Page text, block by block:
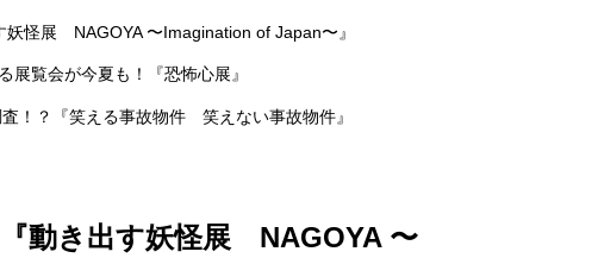
怪展 NAGOYA 〜Imagination of Japan〜』
展覧会が今夏も！『恐怖心展』
！？『笑える事故物件 笑えない事故物件』
動き出す妖怪展 NAGOYA 〜